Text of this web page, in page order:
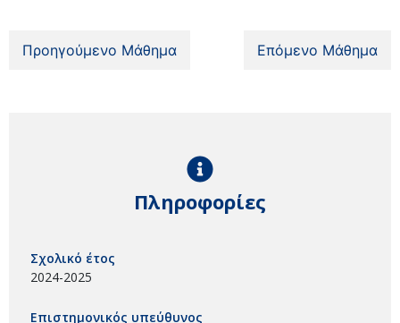
Προηγούμενο Μάθημα Επόμενο Μάθημα
Πληροφορίες
Σχολικό έτος
2024-2025
Επιστημονικός υπεύθυνος